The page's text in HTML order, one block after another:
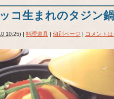
コ生まれのタジン鍋
10:25) | 料理道具 | 個別ページ | コメント